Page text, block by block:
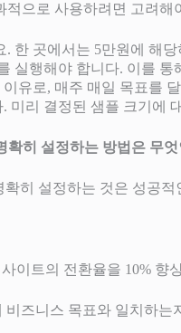
으로 사용하려면 고려해
한 곳에서는 5만원에 해
실행해야 합니다. 이를
유로, 매주 매일 목표를
미리 결정된 샘플 크기에
확히 설정하는 방법은 무엇
히 설정하는 것은 성공
이트의 전환율을 10% 향
비즈니스 목표와 일치하